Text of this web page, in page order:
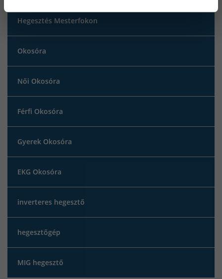
Hegesztés Mesterfokon
Okosóra
Női Okosóra
Férfi Okosóra
Gyerek Okosóra
EKG Okosóra
inverteres hegesztő
hegesztőgép
MIG hegesztő